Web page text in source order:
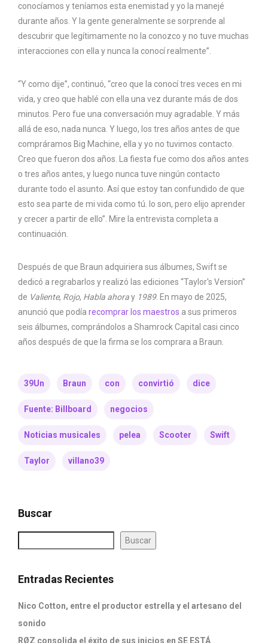
conocíamos y teníamos esta enemistad y yo la manejé
durante años. Y la gente generalmente se sorprende al
descubrir que legítimamente no la conozco y no tuve muchas
interacciones con ella y nunca la conocí realmente”.
“Y como dije”, continuó, “creo que la conocí tres veces en mi
vida, y creo que hablé con ella una vez durante más de dos
minutos. Pero fue una conversación muy agradable. Y más
allá de eso, nada nunca. Y luego, los tres años antes de que
compráramos Big Machine, ella y yo no tuvimos contacto.
Creo que fueron dos años. La fiesta fue como dos años antes
o tres años antes, y luego nunca tuve ningún contacto
durante todo el asunto. Así que estoy tan confundido de que
esto sea parte de mi vida como tú. lo son, pero elijo aprender
y crecer a partir de ello”. Mire la entrevista completa a
continuación.
Después de que Braun adquiriera sus álbumes, Swift se
dedicó a regrabarlos y realizó las ediciones “Taylor's Version”
de Valiente, Rojo, Habla ahoray 1989. En mayo de 2025,
anunció que podía recomprar los maestros a sus primeros
seis álbumes, comprándolos a Shamrock Capital casi cinco
años después de que la firma se los comprara a Braun.
39Un Braun con convirtió dice
Fuente: Billboard negocios
Noticias musicales pelea Scooter Swift
Taylor villano39
Buscar
Buscar
Entradas Recientes
Nico Cotton, entre el productor estrella y el artesano del
sonido
RØZ consolida el éxito de sus inicios en SE ESTÁ